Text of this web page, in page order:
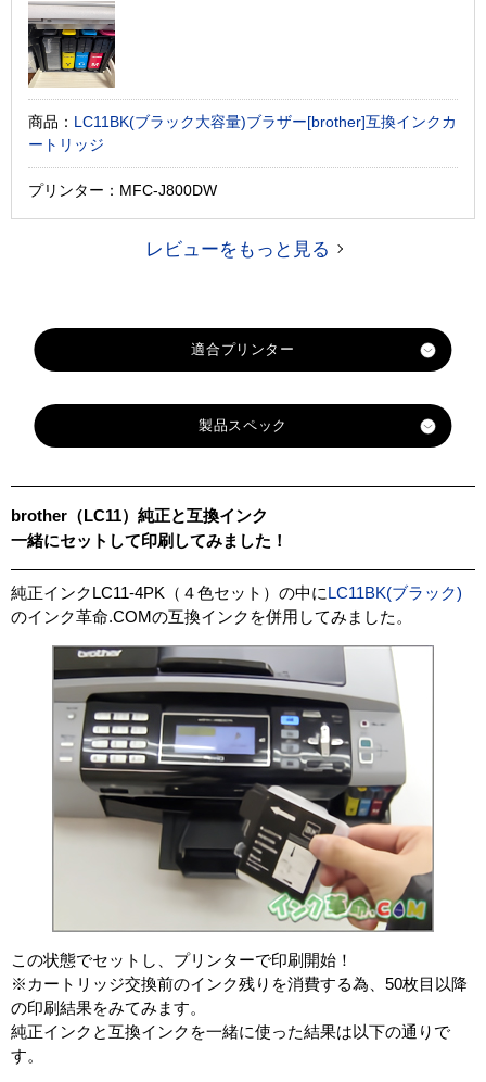
商品： LC11BK(ブラック大容量)ブラザー[brother]互換インクカ
ートリッジ
プリンター：MFC-J800DW
レビューをもっと見る
適合プリンター
MFC-J615N
MFC-6490CN
MFC-670CD
MFC-670CDW
MFC-675CD
MFC-6890CN
MFC-695CDN
MFC-695CDWN
MFC-735CD
MFC-735CDW
MFC-J700D
MFC-J700DW
MFC-J805D/DW
MFC-J850DN
MFC-J850DWN
MFC-J855DN/DWN
MFC-930CDN
製品スペック
ー
純正型
番
LC11BK LC11C LC11M LC11Y
カテゴ
リ
LC11シリーズ
カラー
ブラッ
ク
シアン
マゼン
タ
イエロ
ー
顔料・
染料
ICチッ
なし
イプ
互換インク
brother（LC11）純正と互換インク
一緒にセットして印刷してみました！
純正インクLC11-4PK（４色セット）の中にLC11BK(ブラック)
のインク革命.COMの互換インクを併用してみました。
この状態でセットし、プリンターで印刷開始！
※カートリッジ交換前のインク残りを消費する為、50枚目以降
の印刷結果をみてみます。
純正インクと互換インクを一緒に使った結果は以下の通りで
す。